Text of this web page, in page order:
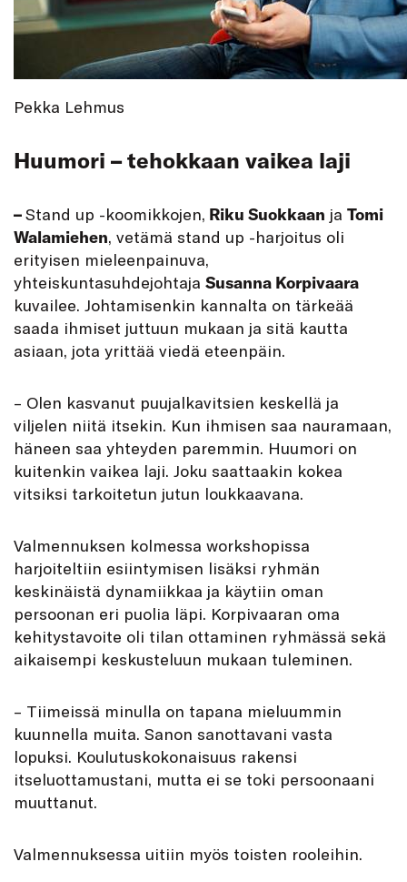
Pekka Lehmus
Huumori – tehokkaan vaikea laji
–Stand up -koomikkojen, Riku Suokkaan ja Tomi
Walamiehen, vetämä stand up -harjoitus oli
erityisen mieleenpainuva,
yhteiskuntasuhdejohtaja Susanna Korpivaara
kuvailee. Johtamisenkin kannalta on tärkeää
saada ihmiset juttuun mukaan ja sitä kautta
asiaan, jota yrittää viedä eteenpäin.
– Olen kasvanut puujalkavitsien keskellä ja
viljelen niitä itsekin. Kun ihmisen saa nauramaan,
häneen saa yhteyden paremmin. Huumori on
kuitenkin vaikea laji. Joku saattaakin kokea
vitsiksi tarkoitetun jutun loukkaavana.
Valmennuksen kolmessa workshopissa
harjoiteltiin esiintymisen lisäksi ryhmän
keskinäistä dynamiikkaa ja käytiin oman
persoonan eri puolia läpi. Korpivaaran oma
kehitystavoite oli tilan ottaminen ryhmässä sekä
aikaisempi keskusteluun mukaan tuleminen.
– Tiimeissä minulla on tapana mieluummin
kuunnella muita. Sanon sanottavani vasta
lopuksi. Koulutuskokonaisuus rakensi
itseluottamustani, mutta ei se toki persoonaani
muuttanut.
Valmennuksessa uitiin myös toisten rooleihin.